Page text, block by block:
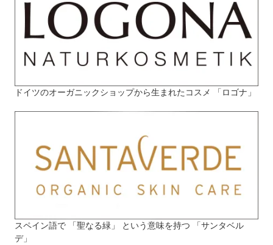
ドイツのオーガニックショップから生まれたコスメ 「ロゴナ」
スペイン語で 「聖なる緑」 という意味を持つ 「サンタベル
デ」